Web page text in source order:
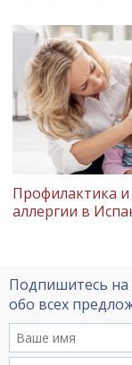
Профилактика и
аллергии в
Подпишитесь
обо всех